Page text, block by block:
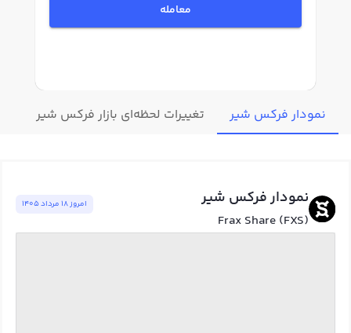
معامله
نمودار فرکس شیر تغییرات لحظه‌ای بازار فرکس شیر
نمودار فرکس شیر
Frax Share (FXS)
امروز ١٨ مرداد ١٤٠٥